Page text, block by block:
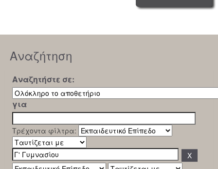
Αναζήτηση
Αναζητήστε σε:
για
Τρέχοντα φίλτρα: